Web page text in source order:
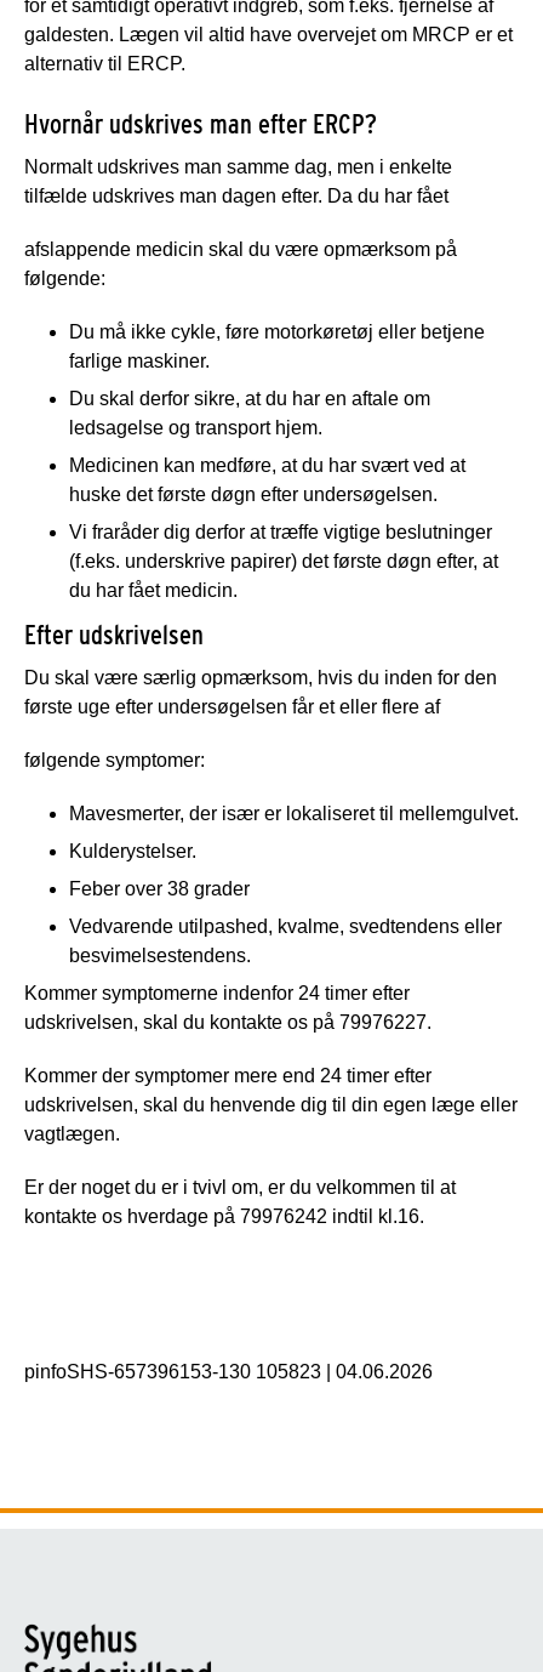
for et samtidigt operativt indgreb, som f.eks. fjernelse af
galdesten. Lægen vil altid have overvejet om MRCP er et
alternativ til ERCP.
Hvornår udskrives man efter ERCP?
Normalt udskrives man samme dag, men i enkelte
tilfælde udskrives man dagen efter. Da du har fået
afslappende medicin skal du være opmærksom på
følgende:
Du må ikke cykle, føre motorkøretøj eller betjene
farlige maskiner.
Du skal derfor sikre, at du har en aftale om
ledsagelse og transport hjem.
Medicinen kan medføre, at du har svært ved at
huske det første døgn efter undersøgelsen.
Vi fraråder dig derfor at træffe vigtige beslutninger
(f.eks. underskrive papirer) det første døgn efter, at
du har fået medicin.
Efter udskrivelsen
Du skal være særlig opmærksom, hvis du inden for den
første uge efter undersøgelsen får et eller flere af
følgende symptomer:
Mavesmerter, der især er lokaliseret til mellemgulvet.
Kulderystelser.
Feber over 38 grader
Vedvarende utilpashed, kvalme, svedtendens eller
besvimelsestendens.
Kommer symptomerne indenfor 24 timer efter
udskrivelsen, skal du kontakte os på 79976227.
Kommer der symptomer mere end 24 timer efter
udskrivelsen, skal du henvende dig til din egen læge eller
vagtlægen.
Er der noget du er i tvivl om, er du velkommen til at
kontakte os hverdage på 79976242 indtil kl.16.
pinfoSHS-657396153-130 105823 04.06.2026